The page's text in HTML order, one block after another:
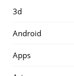
3d
Android
Apps